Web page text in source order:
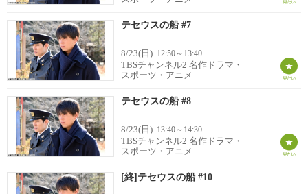
テセウスの船 #7
8/23(日) 12:50～13:40
TBSチャンネル2 名作ドラマ・
スポーツ・アニメ
テセウスの船 #8
8/23(日) 13:40～14:30
TBSチャンネル2 名作ドラマ・
スポーツ・アニメ
[終]テセウスの船 #10